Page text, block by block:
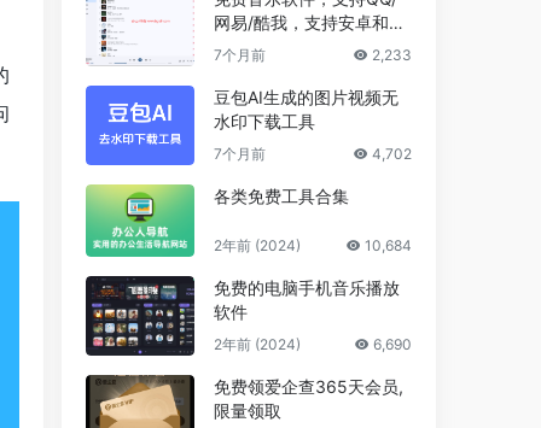
网易/酷我，支持安卓和Wi
ndows平台
7个月前 2,233
豆包AI生成的图片视频无
水印下载工具
7个月前 4,702
各类免费工具合集
2年前 (2024) 10,684
免费的电脑手机音乐播放
软件
2年前 (2024) 6,690
免费领爱企查365天会员,
限量领取